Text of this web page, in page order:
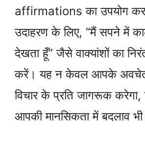
affirmations का उपयोग
उदाहरण के लिए, “मैं सपने में
देखता हूँ” जैसे वाक्यांशों का
करें। यह न केवल आपके
विचार के प्रति जागरूक करेगा,
आपकी मानसिकता में बदलाव